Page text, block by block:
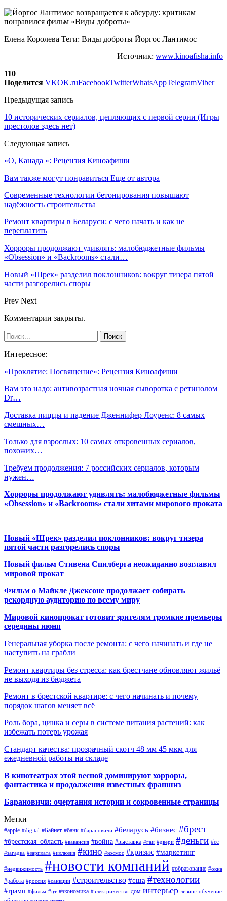
Елена Королева Теги: Виды доброты Йоргос Лантимос
Источник: www.kinoafisha.info
110
Поделится VKOK.ruFacebookTwitterWhatsAppTelegramViber
Предыдущая запись
10 исторических сериалов, цепляющих с первой серии (Игры
престолов здесь нет)
Следующая запись
«О, Канада »: Рецензия Киноафиши
Вам также могут понравиться Еще от автора
Современные технологии бетонирования повышают
надёжность строительства
Ремонт квартиры в Беларуси: с чего начать и как не
переплатить
Хорроры продолжают удивлять: малобюджетные фильмы
«Obsession» и «Backrooms» стали…
Новый «Шрек» разделил поклонников: вокруг тизера пятой
части разгорелись споры
Prev Next
Комментарии закрыты.
Интересное:
«Проклятие: Посвящение»: Рецензия Киноафиши
Вам это надо: антивозрастная ночная сыворотка с ретинолом
Dr…
Доставка пиццы и падение Дженнифер Лоуренс: 8 самых
смешных…
Только для взрослых: 10 самых откровенных сериалов,
похожих…
Требуем продолжения: 7 российских сериалов, которым
нужен…
Хорроры продолжают удивлять: малобюджетные фильмы
«Obsession» и «Backrooms» стали хитами мирового проката
Новый «Шрек» разделил поклонников: вокруг тизера
пятой части разгорелись споры
Новый фильм Стивена Спилберга неожиданно возглавил
мировой прокат
Фильм о Майкле Джексоне продолжает собирать
рекордную аудиторию по всему миру
Мировой кинопрокат готовит зрителям громкие премьеры
середины июня
Генеральная уборка после ремонта: с чего начинать и где не
наступить на грабли
Ремонт квартиры без стресса: как брестчане обновляют жильё
не выходя из бюджета
Ремонт в брестской квартире: с чего начинать и почему
порядок шагов меняет всё
Роль бора, цинка и серы в системе питания растений: как
избежать потерь урожая
Стандарт качества: прозрачный скотч 48 мм 45 мкм для
ежедневной работы на складе
В кинотеатрах этой весной доминируют хорроры,
фантастика и продолжения известных франшиз
Барановичи: очертания истории и сокровенные страницы
Метки
#apple #digital #Байнет #банк #барановичи #беларусь #бизнес #брест
#брестская_область #вакансия #война #выставка #гаи #двери #деньги #ес
#загадка #зарплата #иллюзия #кино #космос #кризис #маркетинг
#недвижимость #новости компаний #образование #окна
#работа #россия #санкции #строительство #сша #технологии
#трамп #фильм #цт #экономика #электричество дом интерьер лизинг обучение